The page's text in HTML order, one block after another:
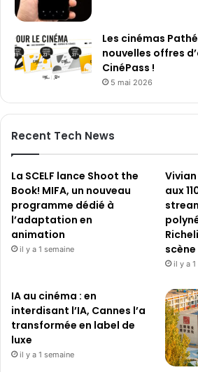
Les cinémas
nouvelles offres
CinéPass !
5 mai 2026
Recent Tech News
La SCELF lance Shoot the
Book! MIFA, un nouveau
programme dédié à
l’adaptation en
animation
il y a 1 semaine
aux
il y a
IA au cinéma : en
interdisant l’IA, Cannes l’a
transformée en label de
luxe
il y a 1 semaine